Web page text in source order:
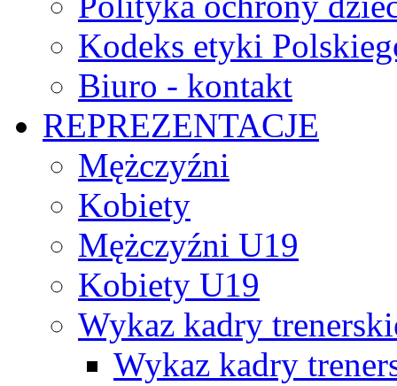
Kodeks etyki
Biuro - kontakt
REPREZENTACJE
Mężczyźni
Kobiety
Mężczyźni U19
Kobiety U19
Wykaz kadry
Wykaz kadry